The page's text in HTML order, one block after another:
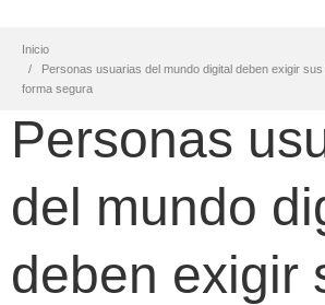
Inicio
Personas usuarias del mundo digital deben exigir
forma segura
Personas
del mundo
deben exigir